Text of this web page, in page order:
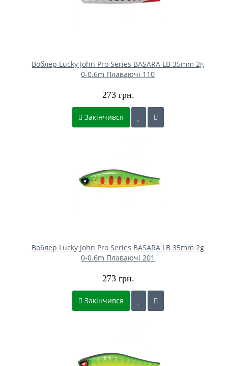
Воблер Lucky John Pro Series BASARA LB 35mm 2g
0-0.6m Плаваючі 110
273 грн.
Закінчився
Воблер Lucky John Pro Series BASARA LB 35mm 2g
0-0.6m Плаваючі 201
273 грн.
Закінчився